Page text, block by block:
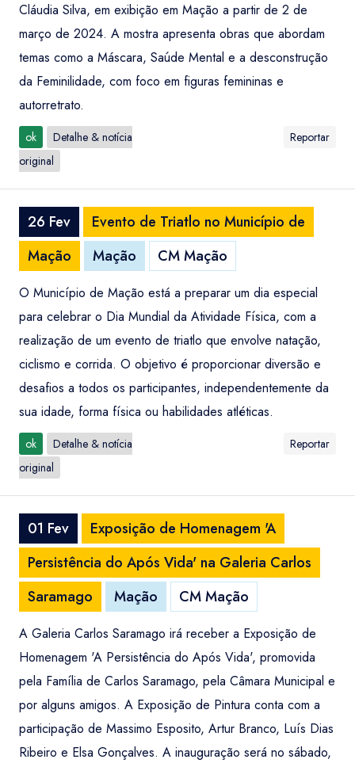
Cláudia Silva, em exibição em Mação a partir de 2 de
março de 2024. A mostra apresenta obras que abordam
temas como a Máscara, Saúde Mental e a desconstrução
da Feminilidade, com foco em figuras femininas e
autorretrato.
ok
Detalhe & notícia
original
Reportar
26 Fev
Evento de Triatlo no Município de
Mação
Mação CM Mação
O Município de Mação está a preparar um dia especial
para celebrar o Dia Mundial da Atividade Física, com a
realização de um evento de triatlo que envolve natação,
ciclismo e corrida. O objetivo é proporcionar diversão e
desafios a todos os participantes, independentemente da
sua idade, forma física ou habilidades atléticas.
ok
Detalhe & notícia
original
Reportar
01 Fev
Exposição de Homenagem 'A
Persistência do Após Vida' na Galeria Carlos
Saramago
Mação CM Mação
A Galeria Carlos Saramago irá receber a Exposição de
Homenagem 'A Persistência do Após Vida', promovida
pela Família de Carlos Saramago, pela Câmara Municipal e
por alguns amigos. A Exposição de Pintura conta com a
participação de Massimo Esposito, Artur Branco, Luís Dias
Ribeiro e Elsa Gonçalves. A inauguração será no sábado,